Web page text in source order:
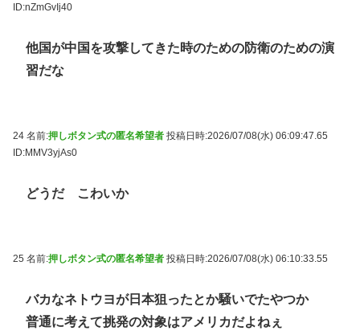
ID:nZmGvIj40
他国が中国を攻撃してきた時のための防衛のための演
習だな
24 名前:押しボタン式の匿名希望者 投稿日時:2026/07/08(水) 06:09:47.65
ID:MMV3yjAs0
どうだ こわいか
25 名前:押しボタン式の匿名希望者 投稿日時:2026/07/08(水) 06:10:33.55
バカなネトウヨが日本狙ったとか騒いでたやつか
普通に考えて挑発の対象はアメリカだよねぇ